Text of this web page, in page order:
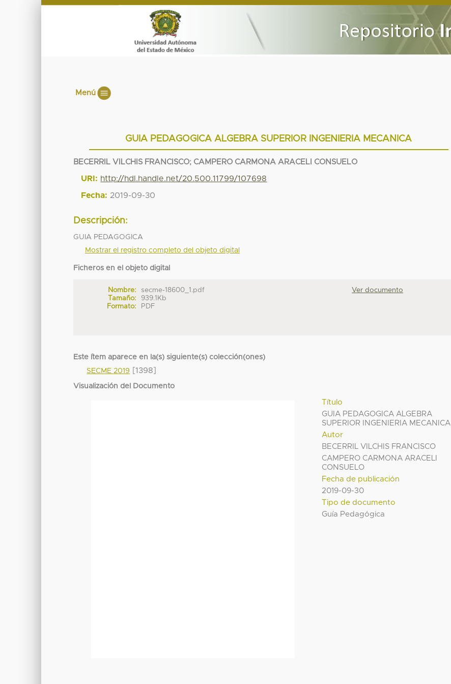
Menú
GUIA PEDAGOGICA ALGEBRA SUPERIOR INGENIERIA MECANICA
BECERRIL VILCHIS FRANCISCO; CAMPERO CARMONA ARACELI CONSUELO
URI: http://hdl.handle.net/20.500.11799/107698
Fecha: 2019-09-30
Descripción:
GUIA PEDAGOGICA
Mostrar el registro completo del objeto digital
Ficheros en el objeto digital
Nombre:
secme-18600_1.pdf
Tamaño:
939.1Kb
Formato:
PDF
Ver documento
Este ítem aparece en la(s) siguiente(s) colección(ones)
SECME 2019
[1398]
Visualización del Documento
Título
GUIA PEDAGOGICA ALGEBRA
SUPERIOR INGENIERIA MECANICA
Autor
BECERRIL VILCHIS FRANCISCO
CAMPERO CARMONA ARACELI
CONSUELO
Fecha de publicación
2019-09-30
Tipo de documento
Guía Pedagógica